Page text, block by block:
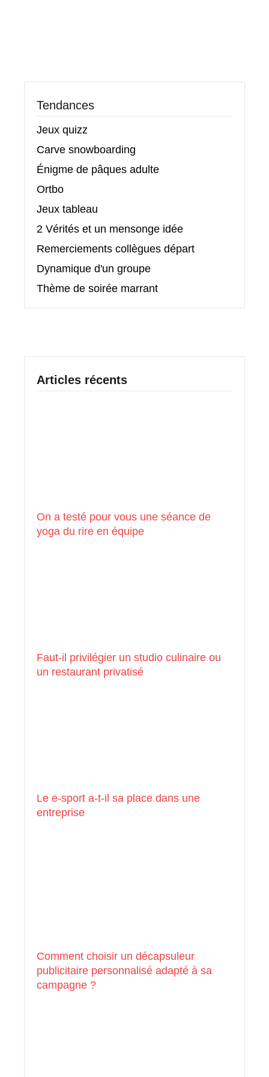
Tendances
Jeux quizz
Carve snowboarding
Énigme de pâques adulte
Ortbo
Jeux tableau
2 Vérités et un mensonge idée
Remerciements collègues départ
Dynamique d'un groupe
Thème de soirée marrant
Articles récents
On a testé pour vous une séance de
yoga du rire en équipe
Faut-il privilégier un studio culinaire ou
un restaurant privatisé
Le e-sport a-t-il sa place dans une
entreprise
Comment choisir un décapsuleur
publicitaire personnalisé adapté à sa
campagne ?